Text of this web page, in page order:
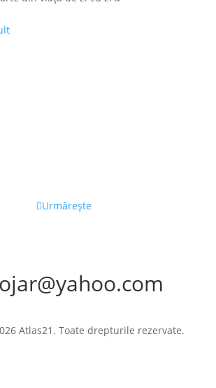
Urmărește
Atlas21. Toate drepturile rezervate.